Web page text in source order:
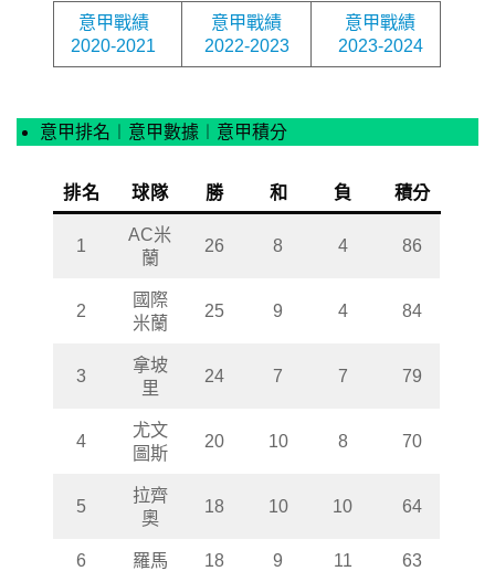
意甲戰績
2020-2021
意甲戰績
2022-2023
意甲戰績
2023-2024
意甲排名︱意甲數據︱意甲積分
排名 球隊 勝 和 負 積分
1
AC米
蘭
26 8 4 86
2
國際
米蘭
25 9 4 84
3
拿坡
里
24 7 7 79
4
尤文
圖斯
20 10 8 70
5
拉齊
奧
18 10 10 64
6 羅馬 18 9 11 63